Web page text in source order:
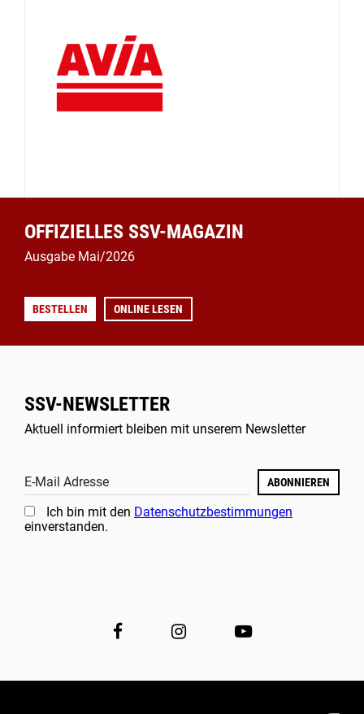
OFFIZIELLES SSV-MAGAZIN
Ausgabe Mai/2026
BESTELLEN ONLINE LESEN
SSV-NEWSLETTER
Aktuell informiert bleiben mit unserem Newsletter
E-Mail Adresse ABONNIEREN
Ich bin mit den Datenschutzbestimmungen
einverstanden.